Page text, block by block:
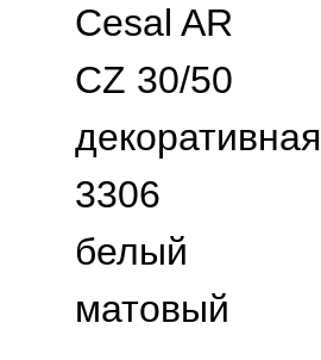
Cesal AR
CZ 30/50
декоративная
3306
белый
матовый